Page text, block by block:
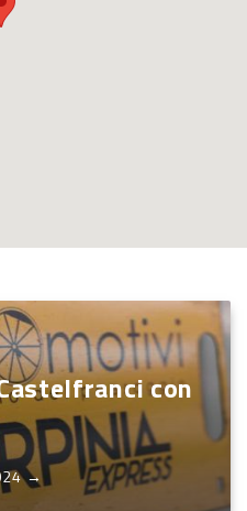
con
→